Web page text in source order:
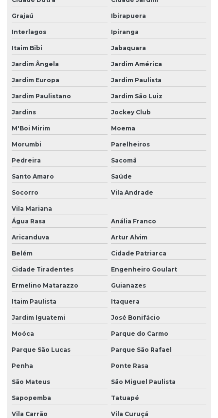
Serviço de manutenção industrial
Serviço de manutenção preditiva
Serviço de manutenção preditiva industrial
Serviço de manutenção preditiva valor
Serviço de monitoramento online de vibração
Serviço de monitoramento de vibrações
Sistemas de monitoramento online
Termografia elétrica
Termografia elétrica preço
Termografia industrial
Termografia infravermelha industrial
Termografia em instalações elétricas
Termografia em manutenção preditiva
Grajaú Ibirapuera
Interlagos Ipiranga
Itaim Bibi Jabaquara
Jardim Ângela Jardim América
Jardim Europa Jardim Paulista
Jardim Paulistano Jardim São Luiz
Jardins Jockey Club
M'Boi Mirim Moema
Morumbi Parelheiros
Pedreira Sacomã
Santo Amaro Saúde
Socorro Vila Andrade
Vila Mariana
Água Rasa
Anália Franco
Aricanduva Artur Alvim
Belém Cidade Patriarca
Cidade Tiradentes Engenheiro Goulart
Ermelino Matarazzo Guianazes
Itaim Paulista Itaquera
Jardim Iguatemi José Bonifácio
Moóca Parque do Carmo
Parque São Lucas Parque São Rafael
Penha Ponte Rasa
São Mateus São Miguel Paulista
Sapopemba Tatuapé
Vila Carrão Vila Curuçá